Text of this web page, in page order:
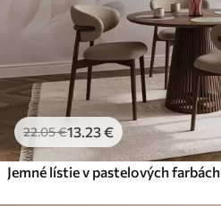
22.05€13 .23€
Jemné lístie v pastelových farbách